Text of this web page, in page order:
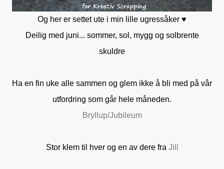
Og her er settet ute i min lille ugressåker ♥
Deilig med juni... sommer, sol, mygg og solbrente
skuldre
Ha en fin uke alle sammen og glem ikke å bli med på vår
utfordring som går hele måneden.
Bryllup/Jubileum
Stor klem til hver og en av dere fra Jill